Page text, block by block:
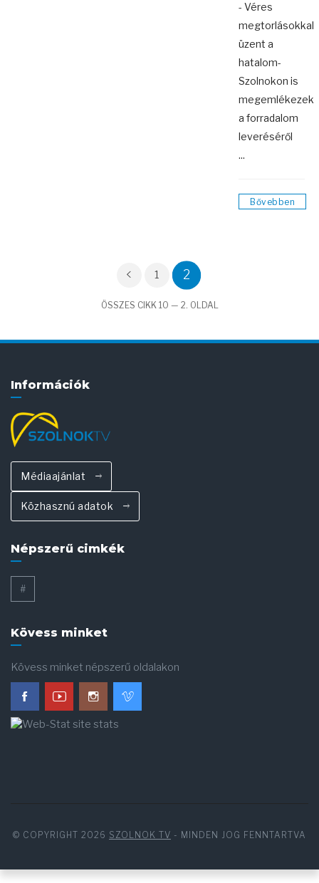
- Véres
megtorlásokkal
üzent a
hatalom-
Szolnokon is
megemlékezek
a forradalom
leveréséről
...
Bővebben
1 2
ÖSSZES CIKK 10 — 2. OLDAL
Információk
Médiaajánlat
Közhasznú adatok
Népszerű cimkék
#
Kövess minket
Kövess minket népszerű oldalakon
© COPYRIGHT 2026 SZOLNOK TV - MINDEN JOG FENNTARTVA